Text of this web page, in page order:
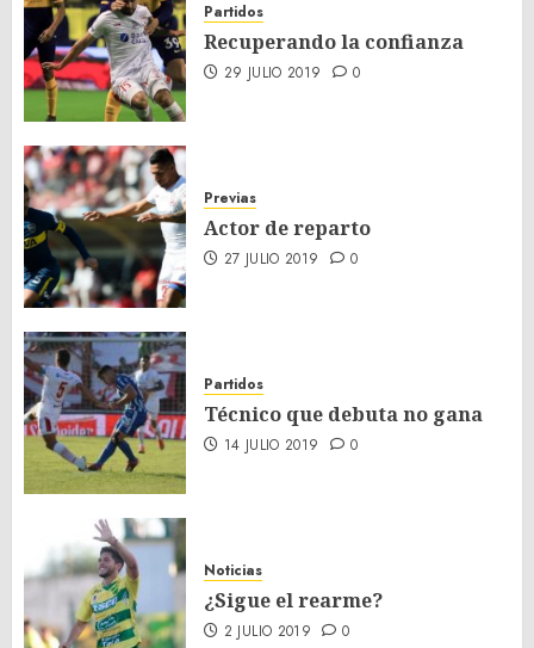
Partidos
Recuperando la confianza
29 JULIO 2019 0
Previas
Actor de reparto
27 JULIO 2019 0
Partidos
Técnico que debuta no gana
14 JULIO 2019 0
Noticias
¿Sigue el rearme?
2 JULIO 2019 0